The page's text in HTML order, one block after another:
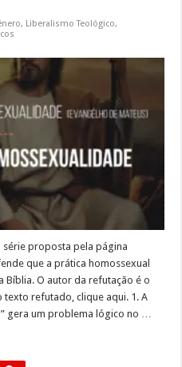
, Liberalismo Teológico,
série proposta pela página
que a prática homossexual
Bíblia. O autor da refutação é o
refutado, clique aqui. 1. A
gera um problema lógico no …